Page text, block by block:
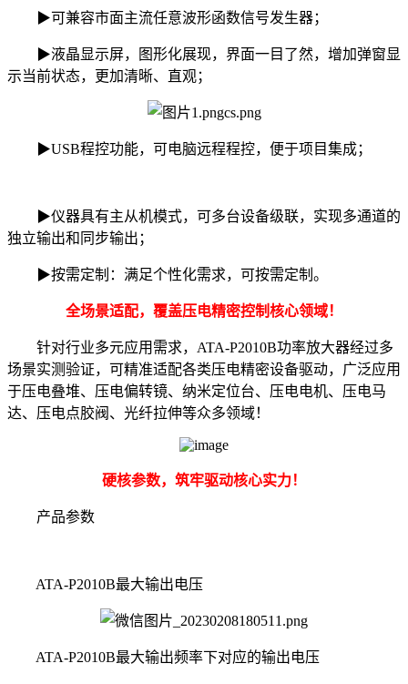
▶可兼容市面主流任意波形函数信号发生器；
▶液晶显示屏，图形化展现，界面一目了然，增加弹窗显
示当前状态，更加清晰、直观；
▶USB程控功能，可电脑远程程控，便于项目集成；
▶仪器具有主从机模式，可多台设备级联，实现多通道的
独立输出和同步输出；
▶按需定制：满足个性化需求，可按需定制。
全场景适配，覆盖压电精密控制核心领域！
针对行业多元应用需求，ATA-P2010B功率放大器经过多
场景实测验证，可精准适配各类压电精密设备驱动，广泛应用
于压电叠堆、压电偏转镜、纳米定位台、压电电机、压电马
达、压电点胶阀、光纤拉伸等众多领域！
硬核参数，筑牢驱动核心实力！
产品参数
ATA-P2010B最大输出电压
ATA-P2010B最大输出频率下对应的输出电压